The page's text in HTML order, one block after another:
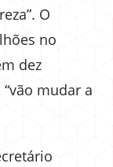
O
no
dez
mudar a